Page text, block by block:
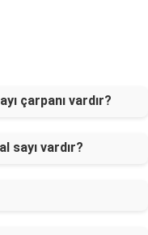
çarpanı vardır?
sayı vardır?